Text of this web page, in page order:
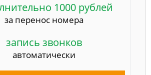
1000 рублей
за перенос номера
запись звонков
автоматически